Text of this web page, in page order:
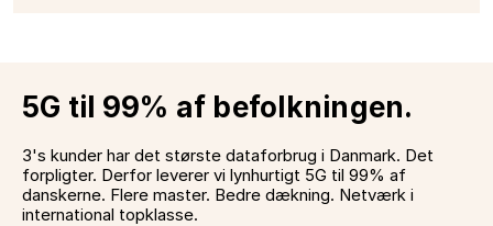
5G til 99% af befolkningen.
3's kunder har det største dataforbrug i Danmark. Det
forpligter. Derfor leverer vi lynhurtigt 5G til 99% af
danskerne. Flere master. Bedre dækning. Netværk i
international topklasse.